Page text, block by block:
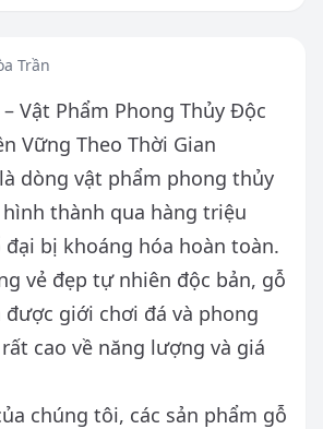
Trần
Vật Phẩm Phong Thủy Độc
Vững Theo Thời Gian
dòng vật phẩm phong thủy
thành qua hàng triệu
bị khoáng hóa hoàn toàn.
vẻ đẹp tự nhiên độc bản, gỗ
được giới chơi đá và phong
cao về năng lượng và giá
chúng tôi, các sản phẩm gỗ